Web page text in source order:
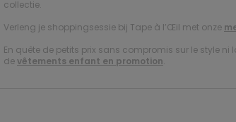
collectie.
Verleng je shoppingsessie bij Tape à l’Œil met onze
En quête de petits prix sans compromis sur le style
devêtements enfant en promotion.